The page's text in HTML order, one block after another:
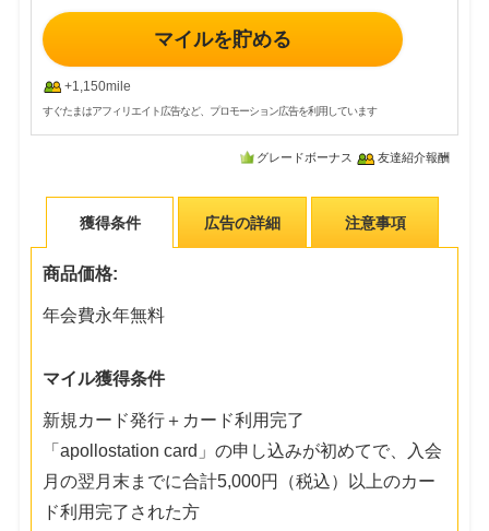
マイルを貯める
+1,150mile
すぐたまはアフィリエイト広告など、プロモーション広告を利用しています
グレードボーナス 友達紹介報酬
獲得条件 広告の詳細 注意事項
商品価格:
年会費永年無料
マイル獲得条件
新規カード発行＋カード利用完了
「apollostation card」の申し込みが初めてで、入会
月の翌月末までに合計5,000円（税込）以上のカー
ド利用完了された方